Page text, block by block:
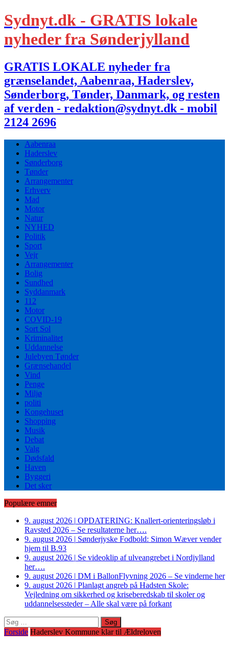
Sydnyt.dk - GRATIS lokale
nyheder fra Sønderjylland
GRATIS LOKALE nyheder fra
grænselandet, Aabenraa, Haderslev,
Sønderborg, Tønder, Danmark, og resten
af verden - redaktion@sydnyt.dk - mobil
2124 2696
Aabenraa
Haderslev
Sønderborg
Tønder
Arrangementer
Erhverv
Mad
Motor
Natur
NYHED
Politik
Sport
Vejr
Arrangementer
Bolig
Sundhed
Syddanmark
112
Motor
COVID-19
Sort Sol
Kriminalitet
Uddannelse
Julebyen Tønder
Grænsehandel
Vind
Penge
Miljø
politi
Kongehuset
Shopping
Musik
Debat
Valg
Dødsfald
Haven
Byggeri
Det sker
Populære emner
9. august 2026 | OPDATERING: Knallert-orienteringsløb i
Ravsted 2026 – Se resultaterne her….
9. august 2026 | Sønderjyske Fodbold: Simon Wæver vender
hjem til B.93
9. august 2026 | Se videoklip af ulveangrebet i Nordjylland
her….
9. august 2026 | DM i BallonFlyvning 2026 – Se vinderne her
9. august 2026 | Planlagt angreb på Hadsten Skole:
Vejledning om sikkerhed og kriseberedskab til skoler og
uddannelsessteder – Alle skal være på forkant
Søg
efter:
Forside Haderslev Kommune klar til Ældreloven